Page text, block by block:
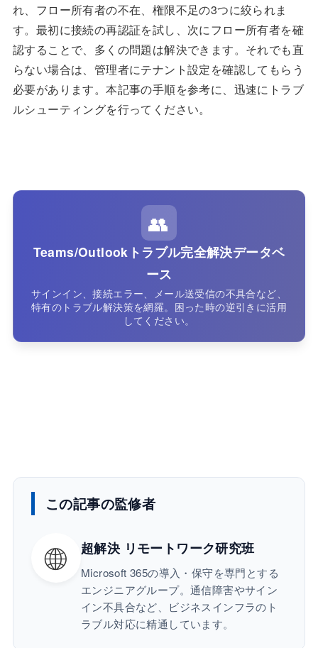
れ、フロー所有者の不在、権限不足の3つに絞られま
す。最初に接続の再認証を試し、次にフロー所有者を確
認することで、多くの問題は解決できます。それでも直
らない場合は、管理者にテナント設定を確認してもらう
必要があります。本記事の手順を参考に、迅速にトラブ
ルシューティングを行ってください。
👥
Teams/Outlookトラブル完全解決データベ
ース
サインイン、接続エラー、メール送受信の不具合など、
特有のトラブル解決策を網羅。困った時の逆引きに活用
してください。
この記事の監修者
🌐 超解決 リモートワーク研究班
Microsoft 365の導入・保守を専門とする
エンジニアグループ。通信障害やサイン
イン不具合など、ビジネスインフラのト
ラブル対応に精通しています。